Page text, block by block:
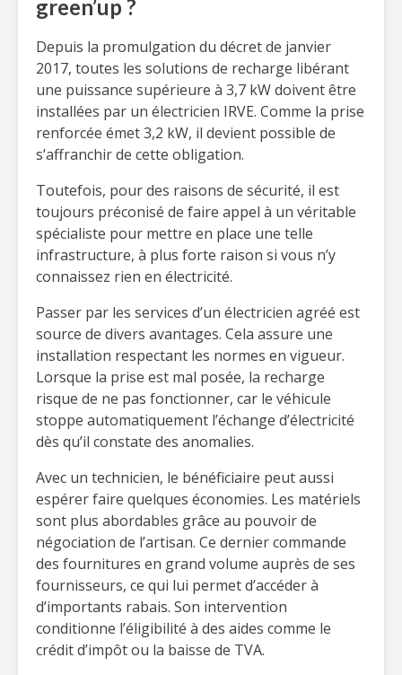
green’up ?
Depuis la promulgation du décret de janvier
2017, toutes les solutions de recharge libérant
une puissance supérieure à 3,7 kW doivent être
installées par un électricien IRVE. Comme la prise
renforcée émet 3,2 kW, il devient possible de
s’affranchir de cette obligation.
Toutefois, pour des raisons de sécurité, il est
toujours préconisé de faire appel à un véritable
spécialiste pour mettre en place une telle
infrastructure, à plus forte raison si vous n’y
connaissez rien en électricité.
Passer par les services d’un électricien agréé est
source de divers avantages. Cela assure une
installation respectant les normes en vigueur.
Lorsque la prise est mal posée, la recharge
risque de ne pas fonctionner, car le véhicule
stoppe automatiquement l’échange d’électricité
dès qu’il constate des anomalies.
Avec un technicien, le bénéficiaire peut aussi
espérer faire quelques économies. Les matériels
sont plus abordables grâce au pouvoir de
négociation de l’artisan. Ce dernier commande
des fournitures en grand volume auprès de ses
fournisseurs, ce qui lui permet d’accéder à
d’importants rabais. Son intervention
conditionne l’éligibilité à des aides comme le
crédit d’impôt ou la baisse de TVA.